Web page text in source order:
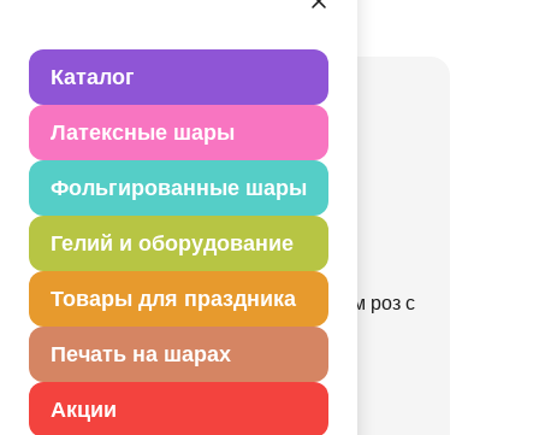
Каталог
Латексные шары
Фольгированные шары
Гелий и оборудование
Товары для праздника
Печать на шарах
Акции
Пиньята Кошечка с бантом роз с
лентами
1507-2288